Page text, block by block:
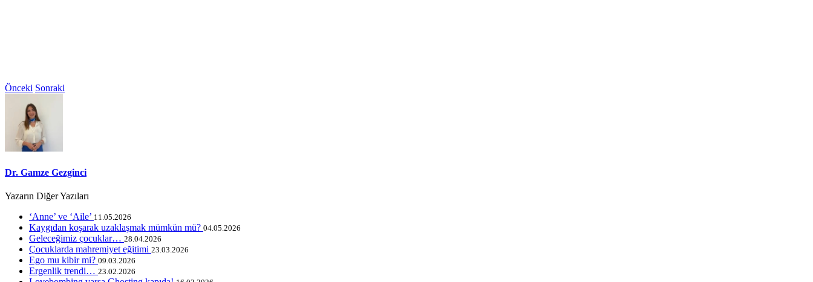
Önceki Sonraki
Dr. Gamze Gezginci
Yazarın Diğer Yazıları
‘Anne’ ve ‘Aile’ 11.05.2026
Kaygıdan koşarak uzaklaşmak mümkün mü? 04.05.2026
Geleceğimiz çocuklar… 28.04.2026
Çocuklarda mahremiyet eğitimi 23.03.2026
Ego mu kibir mi? 09.03.2026
Ergenlik trendi… 23.02.2026